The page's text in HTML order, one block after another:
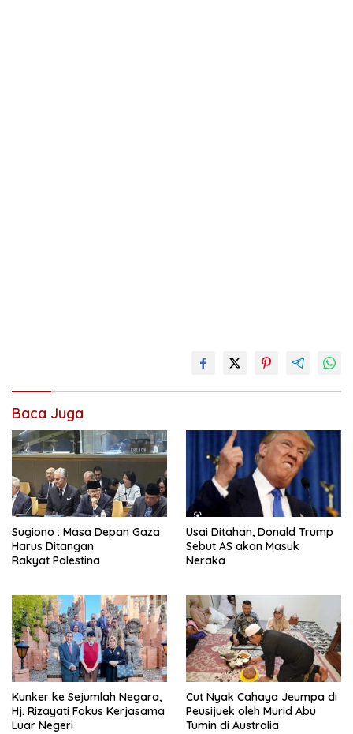
Baca Juga
Sugiono : Masa Depan Gaza
Harus Ditangan
Rakyat Palestina
Usai Ditahan, Donald Trump
Sebut AS akan Masuk
Neraka
Kunker ke Sejumlah Negara,
Hj. Rizayati Fokus Kerjasama
Luar Negeri
Cut Nyak Cahaya Jeumpa di
Peusijuek oleh Murid Abu
Tumin di Australia